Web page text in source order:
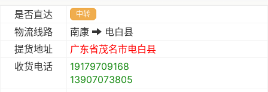
是否直达 中转
物流线路 南康
电白县
提货地址
广东省茂名市电白县
收货电话
19179709168
13907073805